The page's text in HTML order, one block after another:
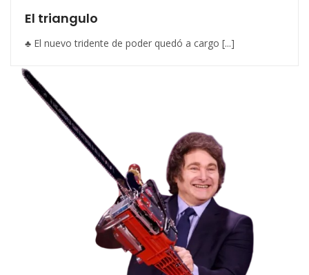
El triangulo
♣ El nuevo tridente de poder quedó a cargo [...]